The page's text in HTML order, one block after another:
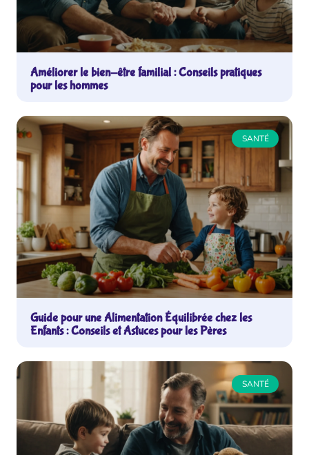
Améliorer le bien-être familial : Conseils pratiques
pour les hommes
SANTÉ
Guide pour une Alimentation Équilibrée chez les
Enfants : Conseils et Astuces pour les Pères
SANTÉ